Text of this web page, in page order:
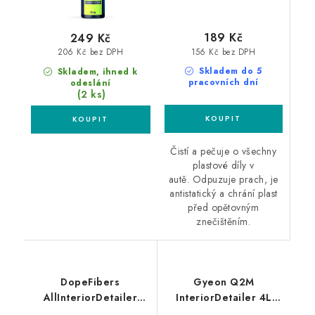
Skladem, ihned k
odeslání
(2 ks)
206 Kč bez DPH
249 Kč
Skladem do 5
pracovních dní
156 Kč bez DPH
189 Kč
Čistí a pečuje o všechny
plastové díly v
autě. Odpuzuje prach, je
antistatický a chrání plast
před opětovným
znečištěním.
DopeFibers
AllInteriorDetailer
Gyeon Q2M
InteriorDetailer 4L